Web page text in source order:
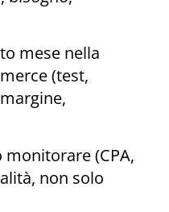
mese nella
(test,
monitorare (CPA,
non solo